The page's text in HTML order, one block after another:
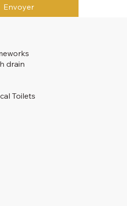
Envoyer
drain
Toilets